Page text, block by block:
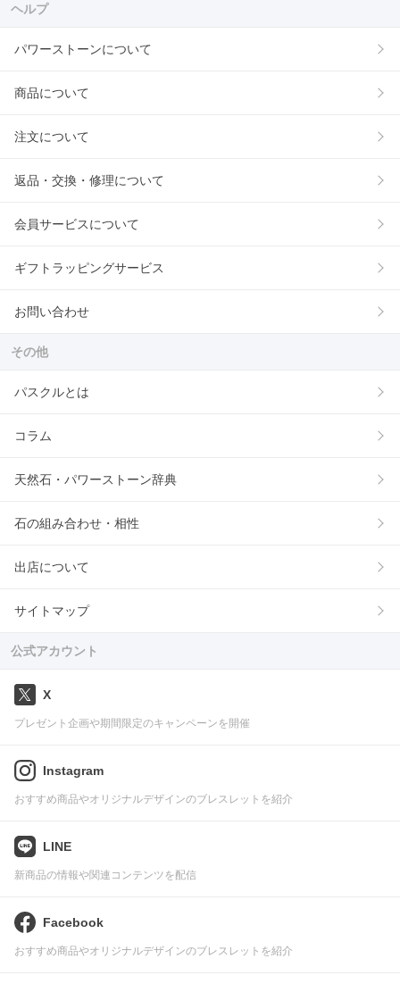
ヘルプ
パワーストーンについて
商品について
注文について
返品・交換・修理について
会員サービスについて
ギフトラッピングサービス
お問い合わせ
その他
パスクルとは
コラム
天然石・パワーストーン辞典
石の組み合わせ・相性
出店について
サイトマップ
公式アカウント
X
プレゼント企画や期間限定のキャンペーンを開催
Instagram
おすすめ商品やオリジナルデザインのブレスレットを紹介
LINE
新商品の情報や関連コンテンツを配信
Facebook
おすすめ商品やオリジナルデザインのブレスレットを紹介